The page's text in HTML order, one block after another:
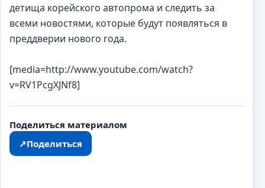
детища корейского автопрома и следить за
всеми новостями, которые будут появляться в
преддверии нового года.
[media=http://www.youtube.com/watch?
v=RV1PcgXJNf8]
Поделиться материалом
↗Поделиться